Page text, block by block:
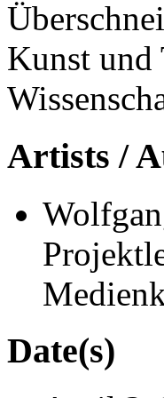
Kunst und
Artists /
Date(s)